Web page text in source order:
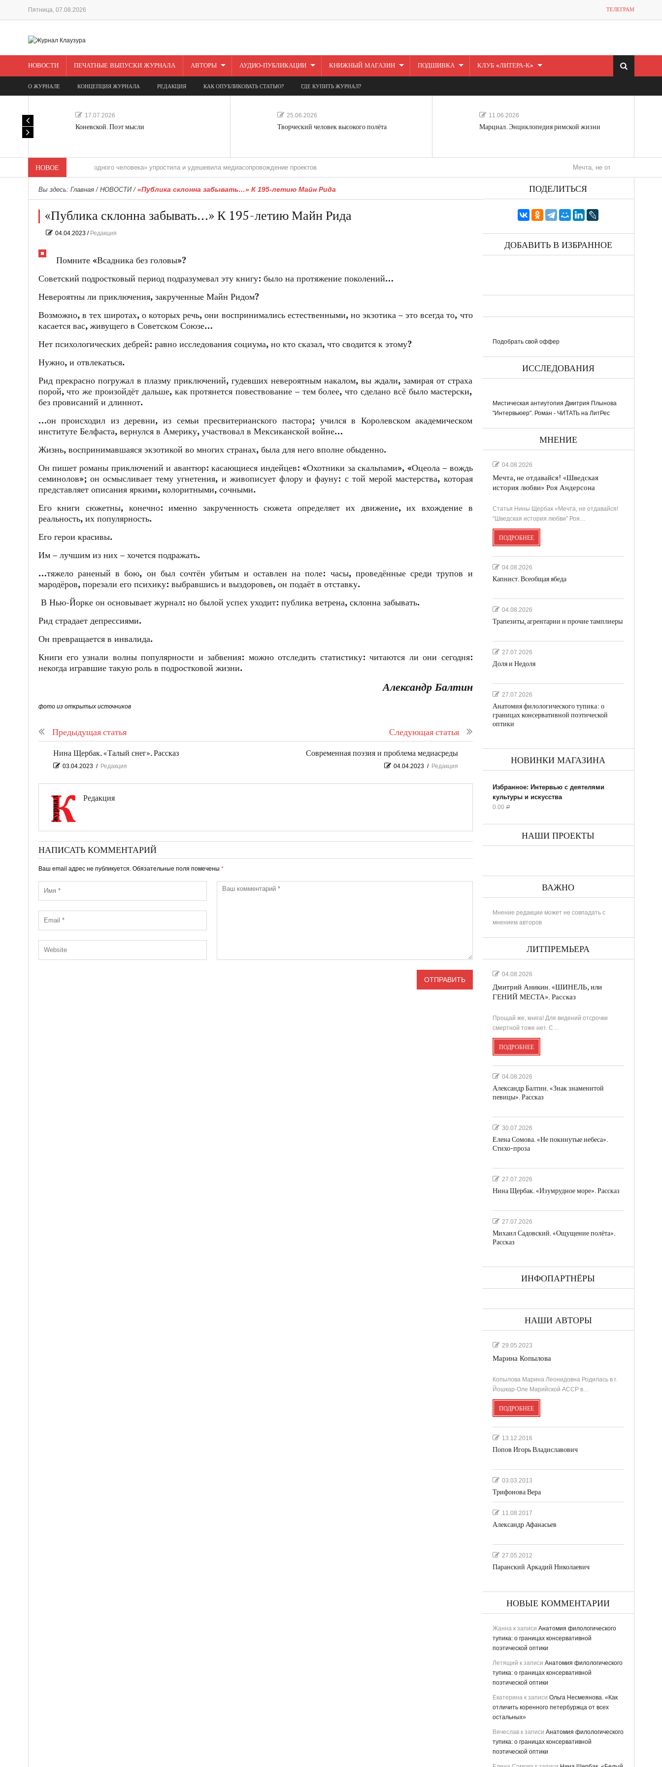
Пятница, 07.08.2026 ТЕЛЕГРАМ
НОВОСТИ ПЕЧАТНЫЕ ВЫПУСКИ ЖУРНАЛА АВТОРЫ АУДИО-ПУБЛИКАЦИИ КНИЖНЫЙ МАГАЗИН ПОДШИВКА КЛУБ «ЛИТЕРА-К»
О ЖУРНАЛЕ КОНЦЕПЦИЯ ЖУРНАЛА РЕДАКЦИЯ КАК ОПУБЛИКОВАТЬ СТАТЬЮ? ГДЕ КУПИТЬ ЖУРНАЛ?
17.07.2026
Коневской. Поэт мысли
25.06.2026
Творческий человек высокого полёта
11.06.2026
Марциал. Энциклопедия римской жизни
НОВОЕ
«Редакция одного человека» упростила и удешевила медиасопровождение проектов Мечта, не отдавайся! «Шведская
Вы здесь: Главная/ НОВОСТИ/ «Публика склонна забывать…» К 195-летию Майн Рида
«Публика склонна забывать…» К 195-летию Майн Рида
04.04.2023/ Редакция
Помните «Всадника без головы»?
Советский подростковый период подразумевал эту книгу: было на протяжение поколений…
Невероятны ли приключения, закрученные Майн Ридом?
Возможно, в тех широтах, о которых речь, они воспринимались естественными, но экзотика – это всегда то, что
касается вас, живущего в Советском Союзе…
Нет психологических дебрей: равно исследования социума, но кто сказал, что сводится к этому?
Нужно, и отвлекаться.
Рид прекрасно погружал в плазму приключений, гудевших невероятным накалом, вы ждали, замирая от страха
порой, что же произойдёт дальше, как протянется повествование – тем более, что сделано всё было мастерски,
без провисаний и длиннот.
…он происходил из деревни, из семьи пресвитерианского пастора; учился в Королевском академическом
институте Белфаста, вернулся в Америку, участвовал в Мексиканской войне…
Жизнь, воспринимавшаяся экзотикой во многих странах, была для него вполне обыденно.
Он пишет романы приключений и авантюр: касающиеся индейцев: «Охотники за скальпами», «Оцеола – вождь
семинолов»; он осмысливает тему угнетения, и живописует флору и фауну: с той мерой мастерства, которая
представляет описания яркими, колоритными, сочными.
Его книги сюжетны, конечно: именно закрученность сюжета определяет их движение, их вхождение в
реальность, их популярность.
Его герои красивы.
Им – лучшим из них – хочется подражать.
…тяжело раненый в бою, он был сочтён убитым и оставлен на поле: часы, проведённые среди трупов и
мародёров, порезали его психику: выбравшись и выздоровев, он подаёт в отставку.
В Нью-Йорке он основывает журнал: но былой успех уходит: публика ветрена, склонна забывать.
Рид страдает депрессиями.
Он превращается в инвалида.
Книги его узнали волны популярности и забвения: можно отследить статистику: читаются ли они сегодня:
некогда игравшие такую роль в подростковой жизни.
Александр Балтин
фото из открытых источников
Предыдущая статья Следующая статья
Нина Щербак. «Талый снег». Рассказ
03.04.2023 / Редакция
Современная поэзия и проблема медиасреды
04.04.2023 / Редакция
Редакция
НАПИСАТЬ КОММЕНТАРИЙ
Ваш email адрес не публикуется. Обязательные поля помечены *
ПОДЕЛИТЬСЯ
ДОБАВИТЬ В ИЗБРАННОЕ
Подобрать свой оффер
ИССЛЕДОВАНИЯ
Мистическая антиутопия Дмитрия Плынова
"Интервьюер". Роман - ЧИТАТЬ на ЛитРес
МНЕНИЕ
04.08.2026
Мечта, не отдавайся! «Шведская
история любви» Роя Андерсона
Статья Нины Щербак «Мечта, не отдавайся!
“Шведская история любви” Роя…
ПОДРОБНЕЕ
04.08.2026
Капнист. Всеобщая ябеда
04.08.2026
Трапезиты, агрентарии и прочие тамплиеры
27.07.2026
Доля и Недоля
27.07.2026
Анатомия филологического тупика: о
границах консервативной поэтической
оптики
НОВИНКИ МАГАЗИНА
Избранное: Интервью с деятелями
культуры и искусства
0.00 Р
НАШИ ПРОЕКТЫ
ВАЖНО
Мнение редакции может не совпадать с
мнением авторов
ЛИТПРЕМЬЕРА
04.08.2026
Дмитрий Аникин. «ШИНЕЛЬ, или
ГЕНИЙ МЕСТА». Рассказ
Прощай же, книга! Для видений отсрочки
смертной тоже нет. С…
ПОДРОБНЕЕ
04.08.2026
Александр Балтин. «Знак знаменитой
певицы». Рассказ
30.07.2026
Елена Сомова. «Не покинутые небеса».
Стихо-проза
27.07.2026
Нина Щербак. «Изумрудное море». Рассказ
27.07.2026
Михаил Садовский. «Ощущение полёта».
Рассказ
ИНФОПАРТНЁРЫ
НАШИ АВТОРЫ
29.05.2023
Марина Копылова
Копылова Марина Леонидовна Родилась в г.
Йошкар-Оле Марийской АССР в…
ПОДРОБНЕЕ
13.12.2016
Попов Игорь Владиславович
03.03.2013
Трифонова Вера
11.08.2017
Александр Афанасьев
27.05.2012
Паранский Аркадий Николаевич
НОВЫЕ КОММЕНТАРИИ
Жаннак записи Анатомия филологического
тупика: о границах консервативной
поэтической оптики
Летящий к записи Анатомия филологического
тупика: о границах консервативной
поэтической оптики
Екатеринак записи Ольга Несмеянова. «Как
отличить коренного петербуржца от всех
остальных»
Вячеславк записи Анатомия филологического
тупика: о границах консервативной
поэтической оптики